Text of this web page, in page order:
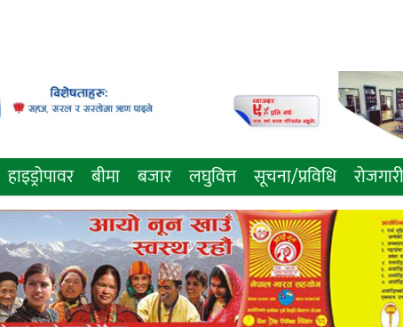
हाइड्रोपावर बीमा बजार लघुवित्त सूचना/प्रविधि रोजगारी